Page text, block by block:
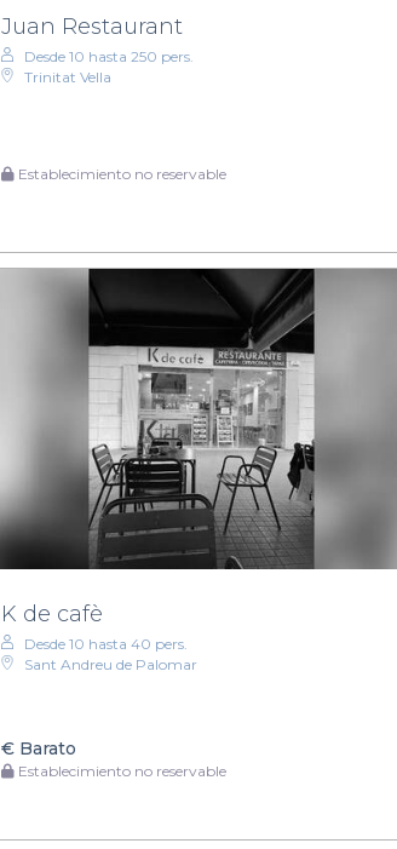
Juan Restaurant
Desde 10 hasta 250 pers.
Trinitat Vella
Establecimiento no reservable
K de cafè
Desde 10 hasta 40 pers.
Sant Andreu de Palomar
€Barato
Establecimiento no reservable